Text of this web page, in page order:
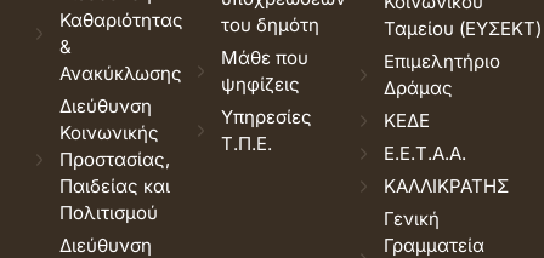
Καθαριότητας
&
Ανακύκλωσης
Διεύθυνση
Κοινωνικής
Προστασίας,
Παιδείας και
Πολιτισμού
Διεύθυνση
του δημότη
Μάθε που
ψηφίζεις
Υπηρεσίες
Τ.Π.Ε.
Ταμείου (ΕΥΣΕΚΤ)
Επιμελητήριο
Δράμας
ΚΕΔΕ
Ε.Ε.Τ.Α.Α.
ΚΑΛΛΙΚΡΑΤΗΣ
Γενική
Γραμματεία